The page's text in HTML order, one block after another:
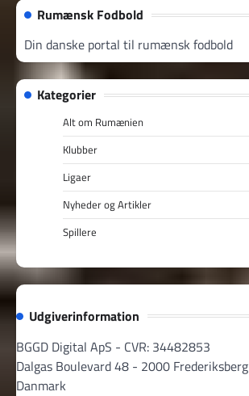
Rumænsk Fodbold
Din danske portal til rumænsk fodbold
Kategorier
Alt om Rumænien
Klubber
Ligaer
Nyheder og Artikler
Spillere
Udgiverinformation
BGGD Digital ApS - CVR: 34482853
Dalgas Boulevard 48 - 2000 Frederiksberg
Danmark